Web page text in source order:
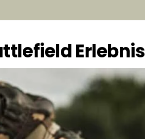
Erlebnis